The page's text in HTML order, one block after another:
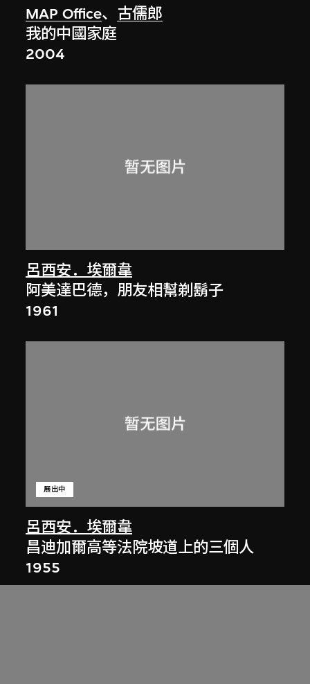
MAP Office、 古儒郎
我的中國家庭
2004
呂西安．埃爾韋
阿美達巴德，朋友相幫剃鬍子
1961
呂西安．埃爾韋
展出中
昌迪加爾高等法院坡道上的三個人
1955